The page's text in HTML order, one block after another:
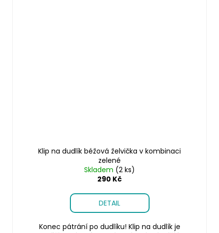
Klip na dudlík béžová želvička v kombinaci
zelené
Skladem (2 ks)
290 Kč
DETAIL
Konec pátrání po dudlíku! Klip na dudlík je